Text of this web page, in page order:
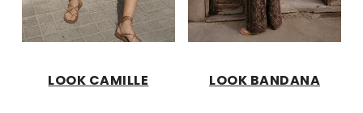
LOOK CAMILLE LOOK BANDANA